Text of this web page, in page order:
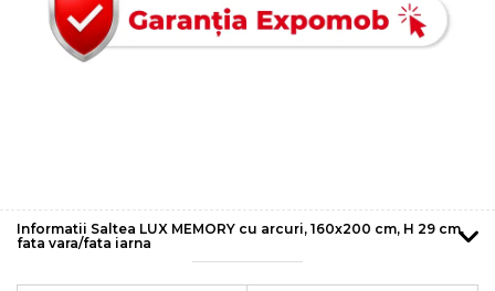
Informatii Saltea LUX MEMORY cu arcuri, 160x200 cm, H 29 cm,
fata vara/fata iarna